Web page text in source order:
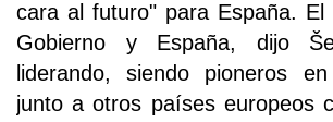
cara al futuro" para España. El
Gobierno y España, dijo
liderando, siendo pioneros
junto a otros países europeos